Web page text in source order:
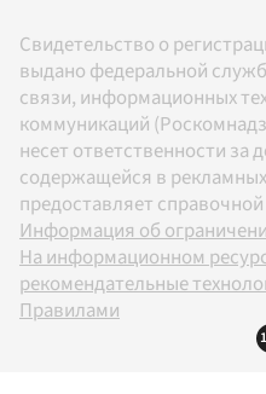
Свидетельство о
выдано федеральной
связи, информационных
коммуникаций
несет ответственности
содержащейся в
предоставляет
Информация об
На информационном
рекомендательные
Правилами